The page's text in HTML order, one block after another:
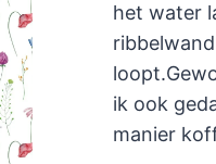
het water
ik ook
manier